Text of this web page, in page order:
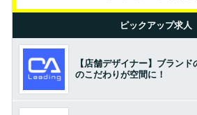
ピックアップ求人
【店舗デザイナー】ブラン
のこだわりが空間に！